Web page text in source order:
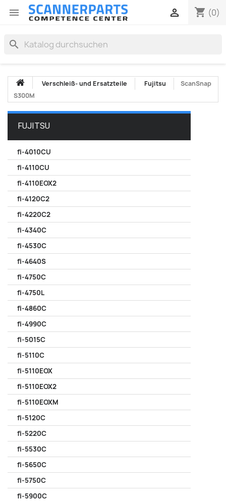
 shopping_cart (0)

search
Verschleiß- und Ersatzteile Fujitsu
ScanSnap
S300M
FUJITSU
fi-4010CU
fi-4110CU
fi-4110EOX2
fi-4120C2
fi-4220C2
fi-4340C
fi-4530C
fi-4640S
fi-4750C
fi-4750L
fi-4860C
fi-4990C
fi-5015C
fi-5110C
fi-5110EOX
fi-5110EOX2
fi-5110EOXM
fi-5120C
fi-5220C
fi-5530C
fi-5650C
fi-5750C
fi-5900C